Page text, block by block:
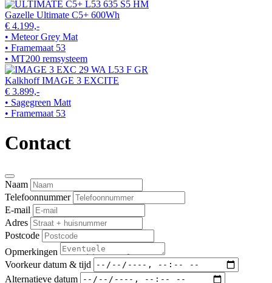
Gazelle Ultimate C5+ 600Wh
€ 4.199,-
• Meteor Grey Mat
• Framemaat 53
• MT200 remsysteem
Kalkhoff IMAGE 3 EXCITE
€ 3.899,-
• Sagegreen Matt
• Framemaat 53
Contact
Naam
Telefoonnummer
E-mail
Adres
Postcode
Opmerkingen
Voorkeur datum & tijd
Alternatieve datum